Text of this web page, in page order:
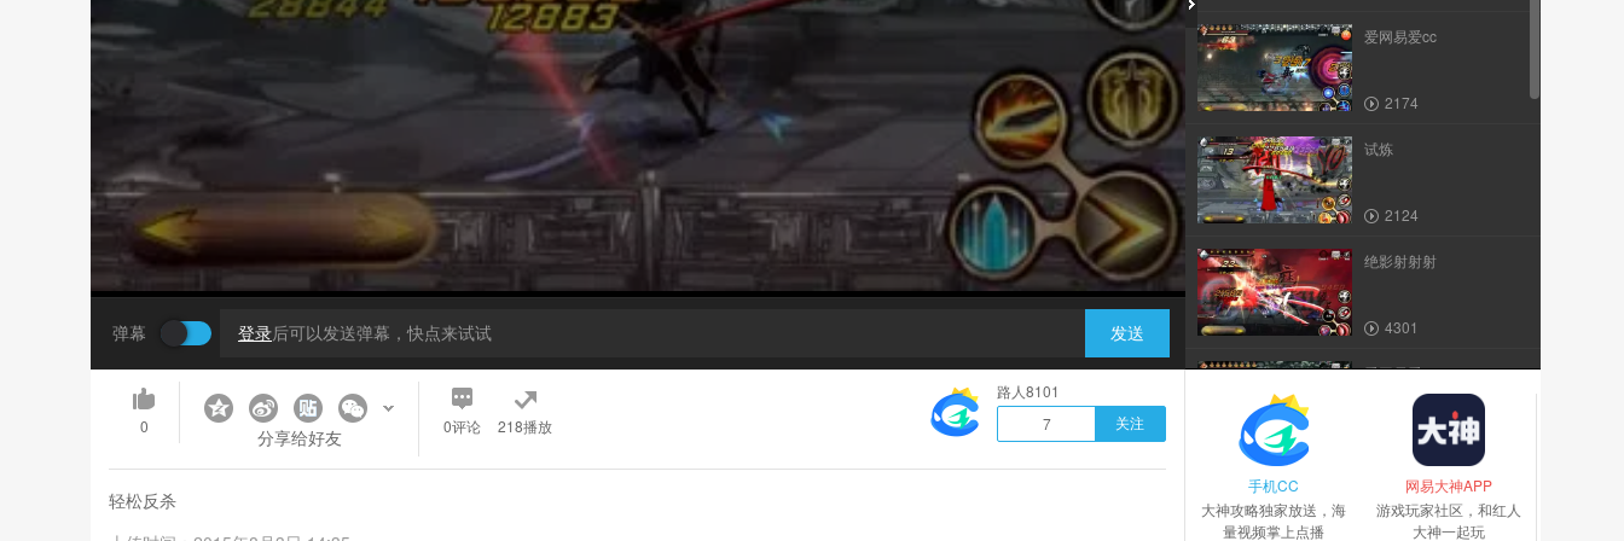
弹幕 登录后可以发送弹幕，快点来试试 发送
爱网易爱cc
2174
试炼
2124
绝影射射射
4301
爱网易爱cc
2117
爱网易爱cc
0 分享给好友 0评论 218播放
路人8101
7
关注
轻松反杀
手机CC
大神攻略独家放送，海
量视频掌上点播
网易大神APP
游戏玩家社区，和红人
大神一起玩